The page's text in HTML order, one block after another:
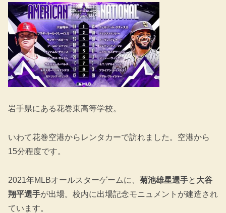
岩手県にある花巻東高等学校。
いわて花巻空港からレンタカーで訪れました。空港から
15分程度です。
2021年MLBオールスターゲームに、 菊池雄星選手と 大谷
翔平選手が出場。校内に出場記念モニュメントが建造され
ています。